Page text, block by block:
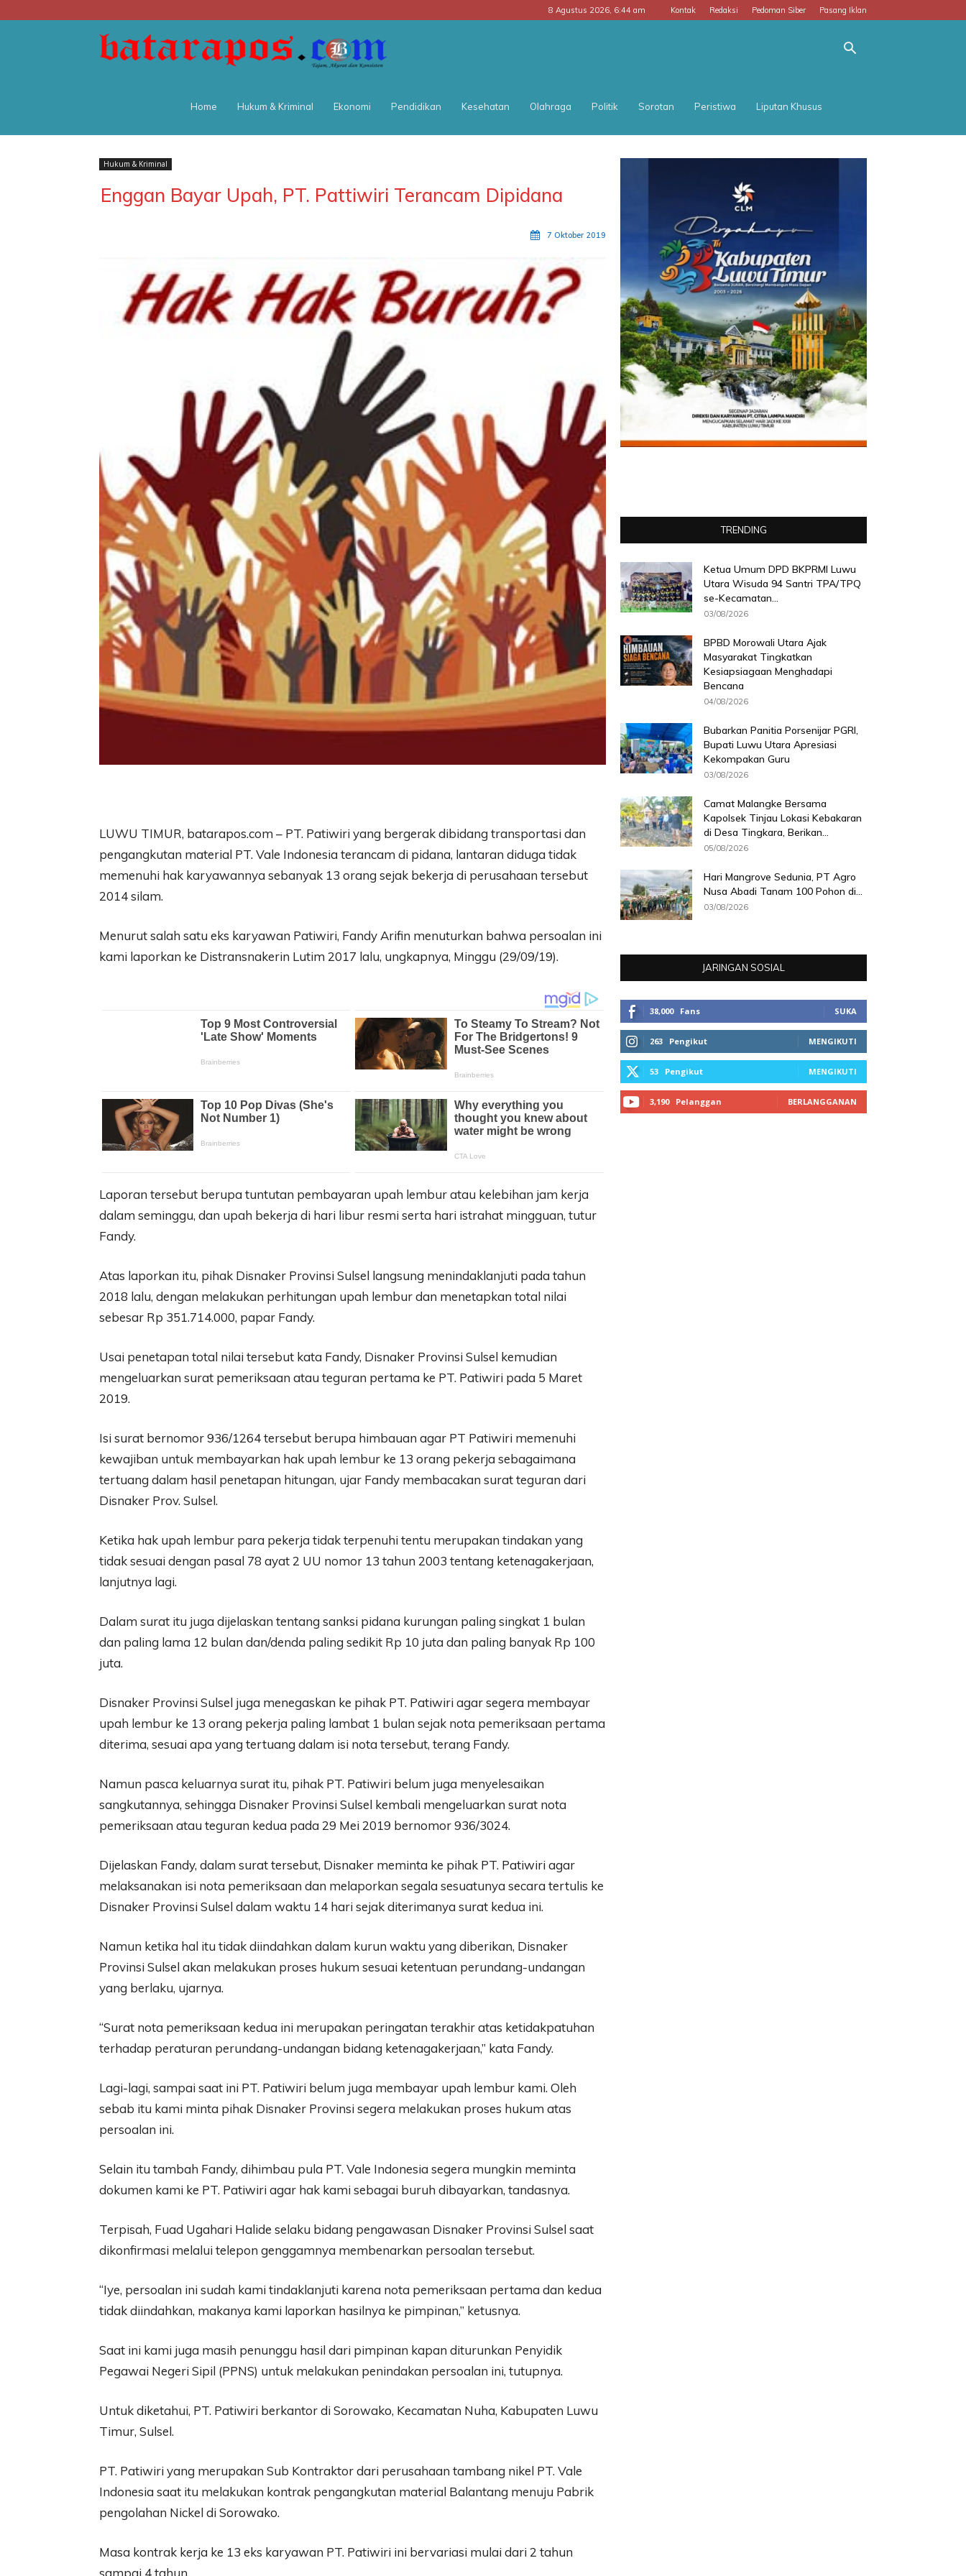
8 Agustus 2026, 6:44 am Kontak Redaksi Pedoman Siber Pasang Iklan
POS
Home Hukum & Kriminal Ekonomi Pendidikan Kesehatan Olahraga Politik Sorotan Peristiwa Liputan Khusus
Hukum & Kriminal
Enggan Bayar Upah, PT. Pattiwiri Terancam Dipidana
7 Oktober 2019
LUWU TIMUR, batarapos.com – PT. Patiwiri yang bergerak dibidang transportasi dan
pengangkutan material PT. Vale Indonesia terancam di pidana, lantaran diduga tidak
memenuhi hak karyawannya sebanyak 13 orang sejak bekerja di perusahaan tersebut
2014 silam.
Menurut salah satu eks karyawan Patiwiri, Fandy Arifin menuturkan bahwa persoalan ini
kami laporkan ke Distransnakerin Lutim 2017 lalu, ungkapnya, Minggu (29/09/19).
Laporan tersebut berupa tuntutan pembayaran upah lembur atau kelebihan jam kerja
dalam seminggu, dan upah bekerja di hari libur resmi serta hari istrahat mingguan, tutur
Fandy.
Atas laporkan itu, pihak Disnaker Provinsi Sulsel langsung menindaklanjuti pada tahun
2018 lalu, dengan melakukan perhitungan upah lembur dan menetapkan total nilai
sebesar Rp 351.714.000, papar Fandy.
Usai penetapan total nilai tersebut kata Fandy, Disnaker Provinsi Sulsel kemudian
mengeluarkan surat pemeriksaan atau teguran pertama ke PT. Patiwiri pada 5 Maret
2019.
Isi surat bernomor 936/1264 tersebut berupa himbauan agar PT Patiwiri memenuhi
kewajiban untuk membayarkan hak upah lembur ke 13 orang pekerja sebagaimana
tertuang dalam hasil penetapan hitungan, ujar Fandy membacakan surat teguran dari
Disnaker Prov. Sulsel.
Ketika hak upah lembur para pekerja tidak terpenuhi tentu merupakan tindakan yang
tidak sesuai dengan pasal 78 ayat 2 UU nomor 13 tahun 2003 tentang ketenagakerjaan,
lanjutnya lagi.
Dalam surat itu juga dijelaskan tentang sanksi pidana kurungan paling singkat 1 bulan
dan paling lama 12 bulan dan/denda paling sedikit Rp 10 juta dan paling banyak Rp 100
juta.
Disnaker Provinsi Sulsel juga menegaskan ke pihak PT. Patiwiri agar segera membayar
upah lembur ke 13 orang pekerja paling lambat 1 bulan sejak nota pemeriksaan pertama
diterima, sesuai apa yang tertuang dalam isi nota tersebut, terang Fandy.
Namun pasca keluarnya surat itu, pihak PT. Patiwiri belum juga menyelesaikan
sangkutannya, sehingga Disnaker Provinsi Sulsel kembali mengeluarkan surat nota
pemeriksaan atau teguran kedua pada 29 Mei 2019 bernomor 936/3024.
Dijelaskan Fandy, dalam surat tersebut, Disnaker meminta ke pihak PT. Patiwiri agar
melaksanakan isi nota pemeriksaan dan melaporkan segala sesuatunya secara tertulis ke
Disnaker Provinsi Sulsel dalam waktu 14 hari sejak diterimanya surat kedua ini.
Namun ketika hal itu tidak diindahkan dalam kurun waktu yang diberikan, Disnaker
Provinsi Sulsel akan melakukan proses hukum sesuai ketentuan perundang-undangan
yang berlaku, ujarnya.
“Surat nota pemeriksaan kedua ini merupakan peringatan terakhir atas ketidakpatuhan
terhadap peraturan perundang-undangan bidang ketenagakerjaan,” kata Fandy.
Lagi-lagi, sampai saat ini PT. Patiwiri belum juga membayar upah lembur kami. Oleh
sebab itu kami minta pihak Disnaker Provinsi segera melakukan proses hukum atas
persoalan ini.
Selain itu tambah Fandy, dihimbau pula PT. Vale Indonesia segera mungkin meminta
dokumen kami ke PT. Patiwiri agar hak kami sebagai buruh dibayarkan, tandasnya.
Terpisah, Fuad Ugahari Halide selaku bidang pengawasan Disnaker Provinsi Sulsel saat
dikonfirmasi melalui telepon genggamnya membenarkan persoalan tersebut.
“Iye, persoalan ini sudah kami tindaklanjuti karena nota pemeriksaan pertama dan kedua
tidak diindahkan, makanya kami laporkan hasilnya ke pimpinan,” ketusnya.
Saat ini kami juga masih penunggu hasil dari pimpinan kapan diturunkan Penyidik
Pegawai Negeri Sipil (PPNS) untuk melakukan penindakan persoalan ini, tutupnya.
Untuk diketahui, PT. Patiwiri berkantor di Sorowako, Kecamatan Nuha, Kabupaten Luwu
Timur, Sulsel.
PT. Patiwiri yang merupakan Sub Kontraktor dari perusahaan tambang nikel PT. Vale
Indonesia saat itu melakukan kontrak pengangkutan material Balantang menuju Pabrik
pengolahan Nickel di Sorowako.
Masa kontrak kerja ke 13 eks karyawan PT. Patiwiri ini bervariasi mulai dari 2 tahun
sampai 4 tahun.
TRENDING
Ketua Umum DPD BKPRMI Luwu
Utara Wisuda 94 Santri TPA/TPQ
se-Kecamatan...
03/08/2026
BPBD Morowali Utara Ajak
Masyarakat Tingkatkan
Kesiapsiagaan Menghadapi
Bencana
04/08/2026
Bubarkan Panitia Porsenijar PGRI,
Bupati Luwu Utara Apresiasi
Kekompakan Guru
03/08/2026
Camat Malangke Bersama
Kapolsek Tinjau Lokasi Kebakaran
di Desa Tingkara, Berikan...
05/08/2026
Hari Mangrove Sedunia, PT Agro
Nusa Abadi Tanam 100 Pohon di...
03/08/2026
JARINGAN SOSIAL
38,000 Fans SUKA
263 Pengikut MENGIKUTI
53 Pengikut MENGIKUTI
3,190 Pelanggan BERLANGGANAN